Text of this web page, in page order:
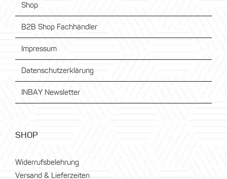
Shop
B2B Shop Fachhändler
Impressum
Datenschutzerklärung
INBAY Newsletter
SHOP
Widerrufsbelehrung
Versand & Lieferzeiten